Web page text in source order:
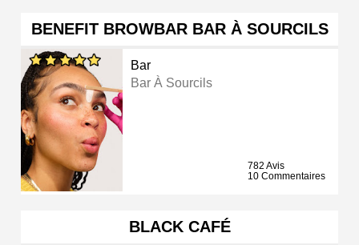
BENEFIT BROWBAR BAR À SOURCILS
Bar
Bar À Sourcils
782 Avis
10 Commentaires
BLACK CAFÉ